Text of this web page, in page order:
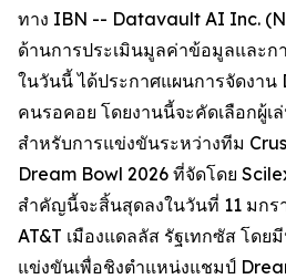
ทาง IBN -- Datavault AI Inc.
ด้านการประเมินมูลค่าข้อมูลและก
ในวันนี้ ได้ประกาศแผนการจัดงา
คนรอคอย โดยงานนี้จะคัดเลือกผู้เ
สำหรับการแข่งขันระหว่างทีม
Dream Bowl 2026 ที่จัดโดย
สำคัญนี้จะสิ้นสุดลงในวันที่ 11 มก
AT&T เมืองแดลลัส รัฐเทกซัส โด
แข่งขันเพื่อชิงตำแหน่งแชมป์